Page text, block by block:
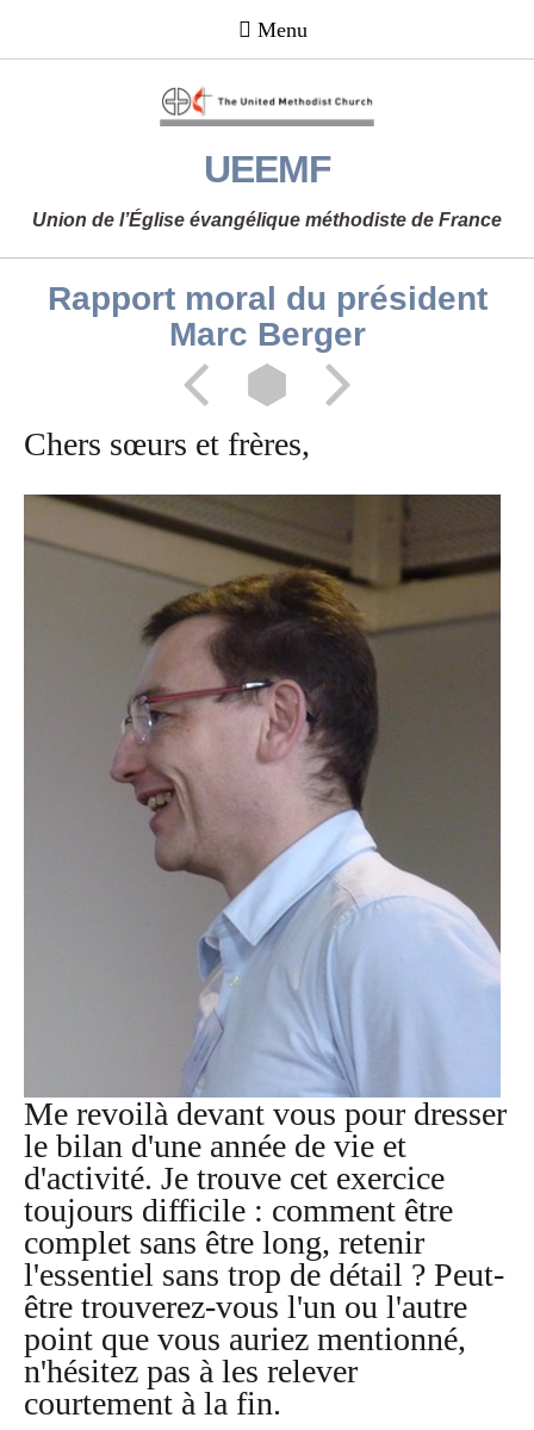
UEEMF
Union de l’Église évangélique méthodiste de France
Rapport moral du président
Marc Berger
Chers sœurs et frères,
Me revoilà devant vous pour dresser
le bilan d'une année de vie et
d'activité. Je trouve cet exercice
toujours difficile : comment être
complet sans être long, retenir
l'essentiel sans trop de détail ? Peut-
être trouverez-vous l'un ou l'autre
point que vous auriez mentionné,
n'hésitez pas à les relever
courtement à la fin.